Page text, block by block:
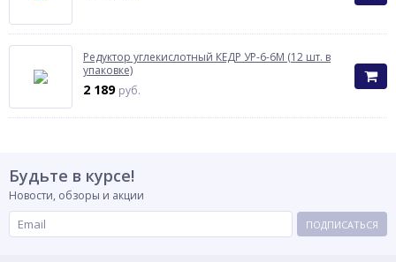
Редуктор углекислотный КЕДР УР-6-6М (12 шт. в
упаковке)
2 189 руб.
Будьте в курсе!
Новости, обзоры и акции
ПОДПИСАТЬСЯ